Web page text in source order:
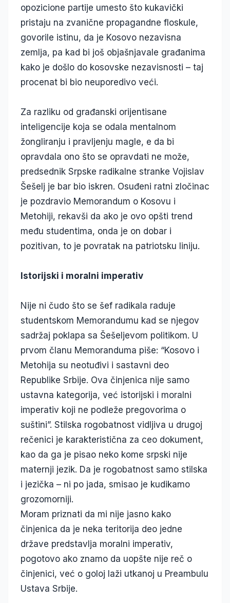
opozicione partije umesto što kukavički
pristaju na zvanične propagandne floskule,
govorile istinu, da je Kosovo nezavisna
zemlja, pa kad bi još objašnjavale građanima
kako je došlo do kosovske nezavisnosti – taj
procenat bi bio neuporedivo veći.
Za razliku od građanski orijentisane
inteligencije koja se odala mentalnom
žongliranju i pravljenju magle, e da bi
opravdala ono što se opravdati ne može,
predsednik Srpske radikalne stranke Vojislav
Šešelj je bar bio iskren. Osuđeni ratni zločinac
je pozdravio Memorandum o Kosovu i
Metohiji, rekavši da ako je ovo opšti trend
među studentima, onda je on dobar i
pozitivan, to je povratak na patriotsku liniju.
Istorijski i moralni imperativ
Nije ni čudo što se šef radikala raduje
studentskom Memorandumu kad se njegov
sadržaj poklapa sa Šešeljevom politikom. U
prvom članu Memoranduma piše: “Kosovo i
Metohija su neotuđivi i sastavni deo
Republike Srbije. Ova činjenica nije samo
ustavna kategorija, već istorijski i moralni
imperativ koji ne podleže pregovorima o
suštini”. Stilska rogobatnost vidljiva u drugoj
rečenici je karakteristična za ceo dokument,
kao da ga je pisao neko kome srpski nije
maternji jezik. Da je rogobatnost samo stilska
i jezička – ni po jada, smisao je kudikamo
grozomorniji.
Moram priznati da mi nije jasno kako
činjenica da je neka teritorija deo jedne
države predstavlja moralni imperativ,
pogotovo ako znamo da uopšte nije reč o
činjenici, već o goloj laži utkanoj u Preambulu
Ustava Srbije.